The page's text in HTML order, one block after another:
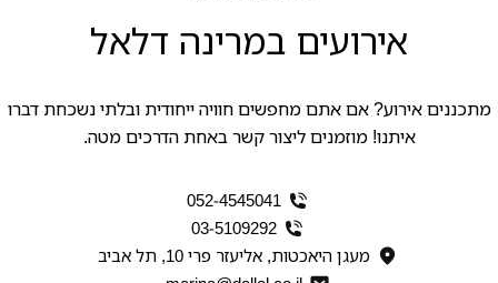
אירועים במרינה דלאל
מתכננים אירוע? אם אתם מחפשים חוויה ייחודית ובלתי נשכחת דברו
איתנו! מוזמנים ליצור קשר באחת הדרכים מטה.
03-5109292
052-4545041
מעגן היאכטות, אליעזר פרי 10, תל אביב